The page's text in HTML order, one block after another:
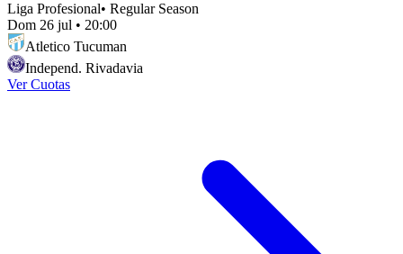
Liga Profesional• Regular Season
Dom 26 jul • 20:00
Atletico Tucuman
Independ. Rivadavia
Ver Cuotas